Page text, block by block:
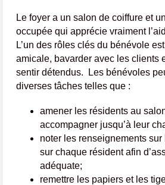
Le foyer a un salon de coiffure et
occupée qui apprécie vraiment
L’un des rôles clés du bénévole
amicale, bavarder avec les clients
sentir détendus. Les bénévoles
diverses tâches telles que :
amener les résidents au
accompagner jusqu’à leur
noter les renseignements
sur chaque résident afin
adéquate;
remettre les papiers et les